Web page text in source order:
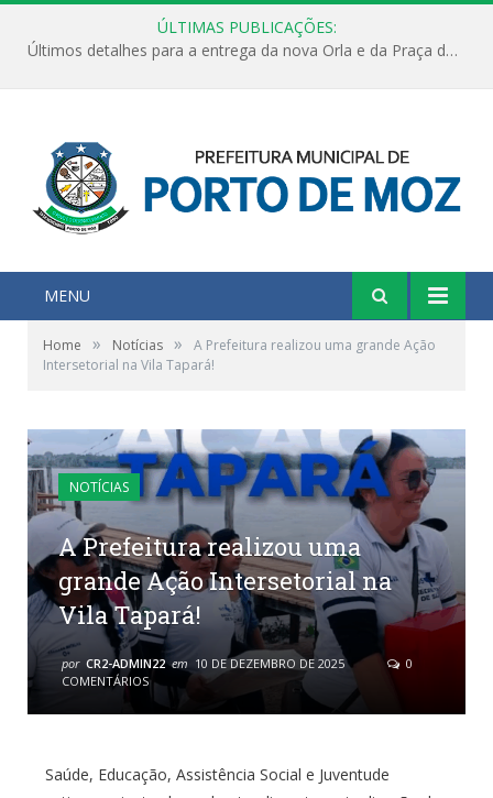
ÚLTIMAS PUBLICAÇÕES:
Últimos detalhes para a entrega da nova Orla e da Praça do Praião
MENU
Home » Notícias »
A Prefeitura realizou uma grande Ação
Intersetorial na Vila Tapará!
NOTÍCIAS
A Prefeitura realizou uma
grande Ação Intersetorial na
Vila Tapará!
por CR2-ADMIN22 em 10 DE DEZEMBRO DE 2025
0
COMENTÁRIOS
Saúde, Educação, Assistência Social e Juventude